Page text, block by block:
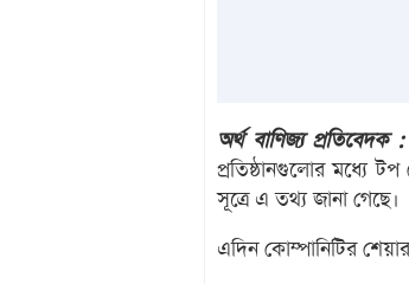
অর্থ বাণিজ্য প্রতিবেদক :
প্রতিষ্ঠানগুলোর মধ্যে
সূত্রে এ তথ্য জানা গেছে।
এদিন কোম্পানিটির